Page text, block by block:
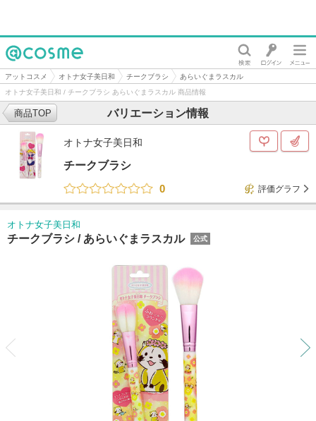
@cosme
アットコスメ オトナ女子美日和 チークブラシ
あらいぐまラスカル
オトナ女子美日和 / チークブラシ あらいぐまラスカル 商品情報
バリエーション情報
商品TOP
オトナ女子美日和
チークブラシ
0
評価グラフ
オトナ女子美日和
チークブラシ / あらいぐまラスカル 公式